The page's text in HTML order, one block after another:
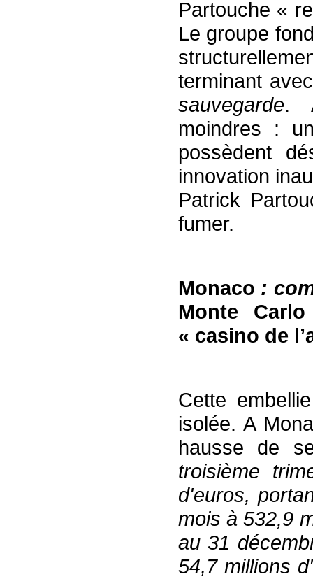
Partouche «
Le groupe
terminant
sauvegarde.
moindres :
possèdent
innovation
Patrick
fumer.
Monaco :
Monte
« casino de
Cette
isolée. A
hausse de
troisième
d'euros,
mois à 532,9
au 31
54,7 millions